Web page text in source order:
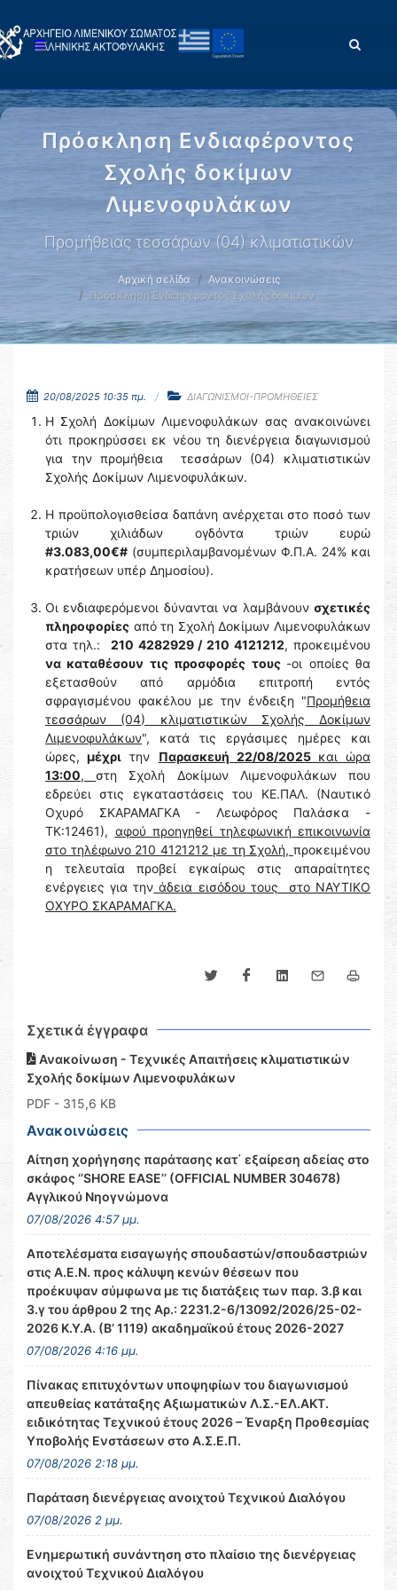
Πρόσκληση Ενδιαφέροντος
Σχολής δοκίμων
Λιμενοφυλάκων
Προμήθειας τεσσάρων (04) κλιματιστικών
Αρχική σελίδα
Ανακοινώσεις
Πρόσκληση Ενδιαφέροντος Σχολής δοκίμων …
20/08/2025 10:35 πμ. ΔΙΑΓΩΝΙΣΜΟΙ-ΠΡΟΜΗΘΕΙΕΣ
Η Σχολή Δοκίμων Λιμενοφυλάκων σας ανακοινώνει
ότι προκηρύσσει εκ νέου τη διενέργεια διαγωνισμού
για την προμήθεια τεσσάρων (04) κλιματιστικών
Σχολής Δοκίμων Λιμενοφυλάκων.
Η προϋπολογισθείσα δαπάνη ανέρχεται στο ποσό των
τριών χιλιάδων ογδόντα τριών ευρώ
#3.083,00€# (συμπεριλαμβανομένων Φ.Π.Α. 24% και
κρατήσεων υπέρ Δημοσίου).
Οι ενδιαφερόμενοι δύνανται να λαμβάνουν σχετικές
πληροφορίες από τη Σχολή Δοκίμων Λιμενοφυλάκων
στα τηλ.: 210 4282929 / 210 4121212, προκειμένου
να καταθέσουν τις προσφορές τους -οι οποίες θα
εξετασθούν από αρμόδια επιτροπή εντός
σφραγισμένου φακέλου με την ένδειξη "Προμήθεια
τεσσάρων (04) κλιματιστικών Σχολής Δοκίμων
Λιμενοφυλάκων", κατά τις εργάσιμες ημέρες και
ώρες, μέχρι την Παρασκευή 22/08/2025 και ώρα
13:00,στη Σχολή Δοκίμων Λιμενοφυλάκων που
εδρεύει στις εγκαταστάσεις του ΚΕ.ΠΑΛ. (Ναυτικό
Οχυρό ΣΚΑΡΑΜΑΓΚΑ - Λεωφόρος Παλάσκα -
ΤΚ:12461), αφού προηγηθεί τηλεφωνική επικοινωνία
στο τηλέφωνο 210 4121212 με τη Σχολή, προκειμένου
η τελευταία προβεί εγκαίρως στις απαραίτητες
ενέργειες για την άδεια εισόδου τους στο ΝΑΥΤΙΚΟ
ΟΧΥΡΟ ΣΚΑΡΑΜΑΓΚΑ.
Σχετικά έγγραφα
Ανακοίνωση - Τεχνικές Απαιτήσεις κλιματιστικών
Σχολής δοκίμων Λιμενοφυλάκων
PDF - 315,6 KB
Ανακοινώσεις
Αίτηση χορήγησης παράτασης κατ΄ εξαίρεση αδείας στο
σκάφος ‘’SHORE EASE’’ (OFFICIAL NUMBER 304678)
Αγγλικού Νηογνώμονα
07/08/2026 4:57 μμ.
Αποτελέσματα εισαγωγής σπουδαστών/σπουδαστριών
στις Α.Ε.Ν. προς κάλυψη κενών θέσεων που
προέκυψαν σύμφωνα με τις διατάξεις των παρ. 3.β και
3.γ του άρθρου 2 της Αρ.: 2231.2-6/13092/2026/25-02-
2026 Κ.Υ.Α. (Β’ 1119) ακαδημαϊκού έτους 2026-2027
07/08/2026 4:16 μμ.
Πίνακας επιτυχόντων υποψηφίων του διαγωνισμού
απευθείας κατάταξης Αξιωματικών Λ.Σ.-ΕΛ.ΑΚΤ.
ειδικότητας Τεχνικού έτους 2026 – Έναρξη Προθεσμίας
Υποβολής Ενστάσεων στο Α.Σ.Ε.Π.
07/08/2026 2:18 μμ.
Παράταση διενέργειας ανοιχτού Τεχνικού Διαλόγου
07/08/2026 2 μμ.
Ενημερωτική συνάντηση στο πλαίσιο της διενέργειας
ανοιχτού Τεχνικού Διαλόγου